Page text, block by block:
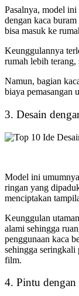
Pasalnya, model
dengan kaca
bisa masuk ke
Keunggulannya
rumah lebih terang,
Namun, bagian
biaya pemasangan
3. Desain
Model ini
ringan yang
menciptakan
Keunggulan
alami sehingga
penggunaan kaca
sehingga seringkali
film.
4. Pintu